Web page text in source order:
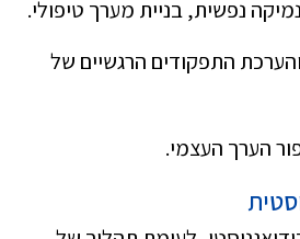
נפשית, בניית מערך טיפולי.
התפקודים הרגשיים של
הערך העצמי.